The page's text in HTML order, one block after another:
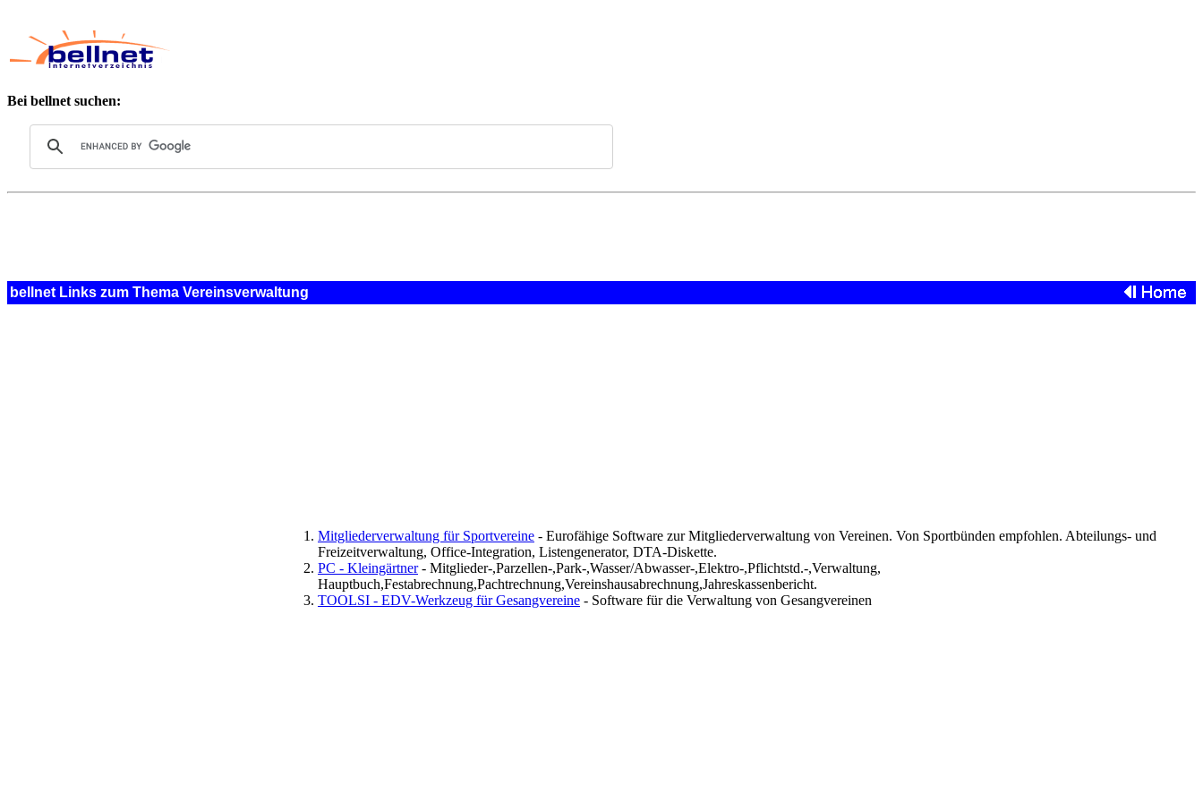
Bei bellnet suchen:
bellnet Links zum Thema Vereinsverwaltung
Mitgliederverwaltung für Sportvereine - Eurofähige Software zur Mitgliederverwaltung von Vereinen. Von Sportbünden empfohlen. Abteilungs- und
Freizeitverwaltung, Office-Integration, Listengenerator, DTA-Diskette.
PC - Kleingärtner- Mitglieder-,Parzellen-,Park-,Wasser/Abwasser-,Elektro-,Pflichtstd.-,Verwaltung,
Hauptbuch,Festabrechnung,Pachtrechnung,Vereinshausabrechnung,Jahreskassenbericht.
TOOLSI - EDV-Werkzeug für Gesangvereine - Software für die Verwaltung von Gesangvereinen